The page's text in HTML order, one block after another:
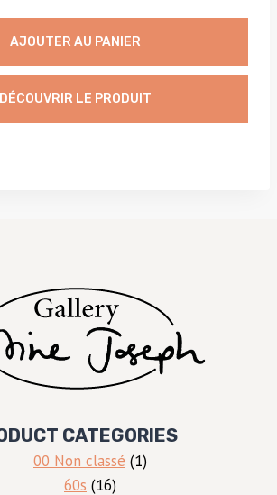
AJOUTER AU PANIER
DÉCOUVRIR LE PRODUIT
CATEGORIES
00 Non classé 11
60s 1616